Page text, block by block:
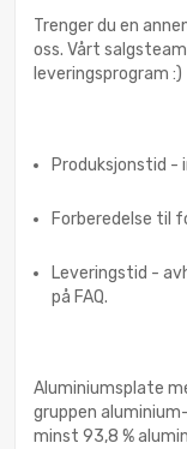
Trenger du en
oss. Vårt
leveringsprogram :)
Produksjonstid -
Forberedelse til
Leveringstid -
på FAQ.
Aluminiumsplate
gruppen
minst 93,8 %